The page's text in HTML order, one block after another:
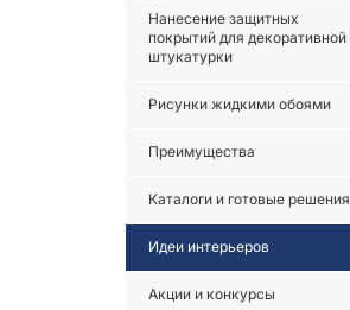
Нанесение защитных
покрытий для декоративной
штукатурки
Рисунки жидкими обоями
Преимущества
Каталоги и готовые решения
Идеи интерьеров
Акции и конкурсы